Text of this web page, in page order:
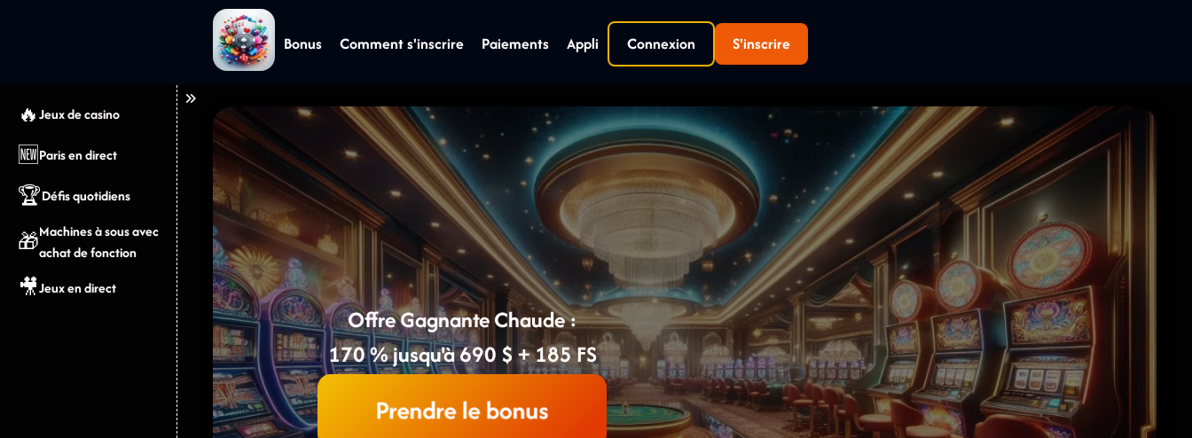
Bonus Comment s'inscrire Paiements Appli Connexion S'inscrire
🔥Jeux de casino
🆕Paris en direct
🏆Défis quotidiens
🎁Machines à sous avec
achat de fonction
🎥Jeux en direct
Offre Gagnante Chaude :
170 % jusqu'à 690 $ + 185 FS
Prendre le bonus